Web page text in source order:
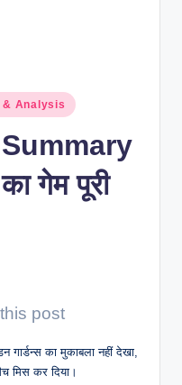
& Analysis
गेम पूरी
post
का मुकाबला नहीं देखा,
मिस कर दिया।